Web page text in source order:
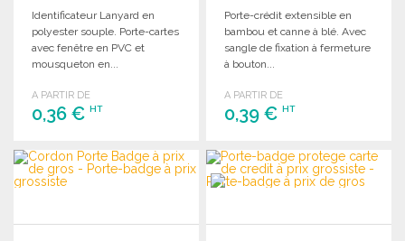
Identificateur Lanyard en
polyester souple. Porte-cartes
avec fenêtre en PVC et
mousqueton en...
A PARTIR DE
0,36 € HT
COMMANDER
Demander un devis
Porte-crédit extensible en
bambou et canne à blé. Avec
sangle de fixation à fermeture
à bouton...
A PARTIR DE
0,39 €HT
COMMANDER
Demander un devis